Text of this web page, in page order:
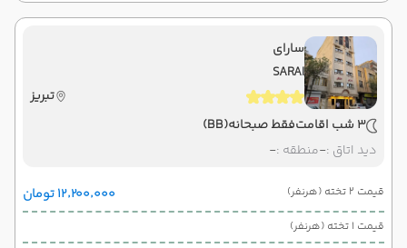
سارای
SARAI
تبریز
3 شب اقامت
فقط صبحانه(BB)
دید اتاق :-منطقه :-
قیمت 2 تخته (هرنفر) ۱۲٬۲۰۰٬۰۰۰ تومان
قیمت 1 تخته (هرنفر)